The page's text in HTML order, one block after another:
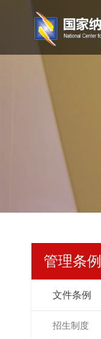
管理条例
文件条例
招生制度